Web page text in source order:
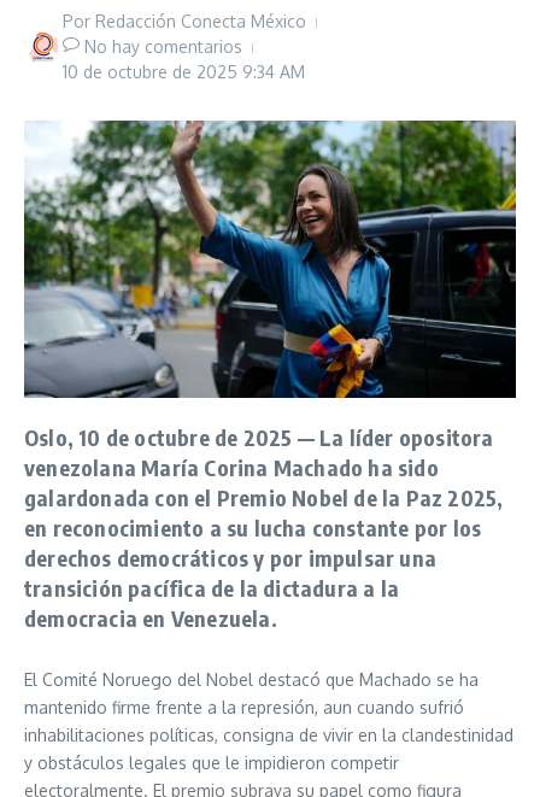
Por Redacción Conecta México
No hay comentarios
10 de octubre de 2025 9:34 AM
Oslo, 10 de octubre de 2025 — La líder opositora
venezolana María Corina Machado ha sido
galardonada con el Premio Nobel de la Paz 2025,
en reconocimiento a su lucha constante por los
derechos democráticos y por impulsar una
transición pacífica de la dictadura a la
democracia en Venezuela.
El Comité Noruego del Nobel destacó que Machado se ha
mantenido firme frente a la represión, aun cuando sufrió
inhabilitaciones políticas, consigna de vivir en la clandestinidad
y obstáculos legales que le impidieron competir
electoralmente. El premio subraya su papel como figura